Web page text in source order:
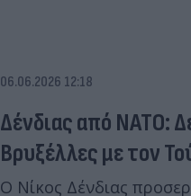
06.06.2026 12:18
Δένδιας από ΝΑΤΟ:
Βρυξέλλες με τον
Ο Νίκος Δένδιας